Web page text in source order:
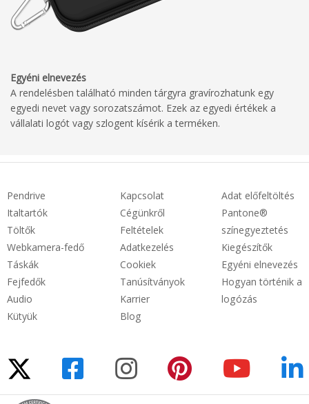
Egyéni elnevezés
A rendelésben található minden tárgyra gravírozhatunk egy
egyedi nevet vagy sorozatszámot. Ezek az egyedi értékek a
vállalati logót vagy szlogent kísérik a terméken.
Pendrive
Italtartók
Töltők
Webkamera-fedő
Táskák
Fejfedők
Audio
Kütyük
Kapcsolat
Cégünkről
Feltételek
Adatkezelés
Cookiek
Tanúsítványok
Karrier
Blog
Adat előfeltöltés
Pantone®
színegyeztetés
Kiegészítők
Egyéni elnevezés
Hogyan történik a
logózás